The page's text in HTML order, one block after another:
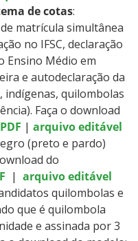
de cotas:
matrícula simultânea
no IFSC, declaração
Ensino Médio em
e autodeclaração da
indígenas, quilombolas
Faça o download
| arquivo editável
(preto e pardo)
do
| arquivo editável
quilombolas e
que é quilombola
e assinada por 3